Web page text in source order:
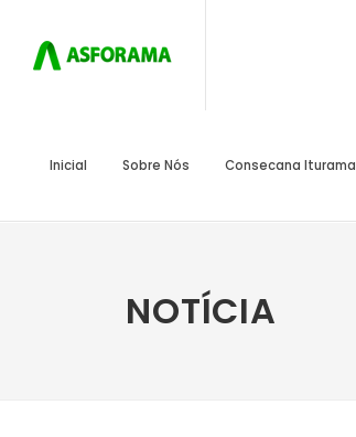
Inicial Sobre Nós Consecana Iturama
NOTÍCIA